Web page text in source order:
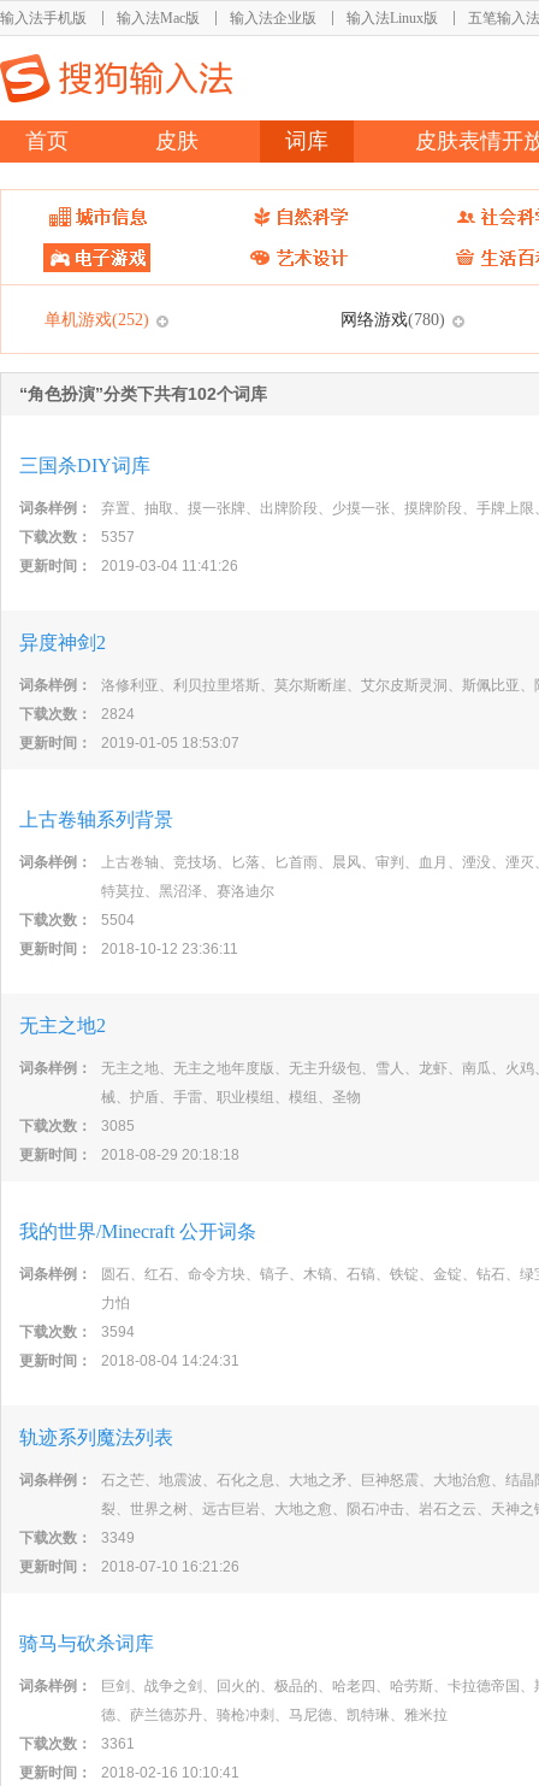
输入法手机版 输入法Mac版 输入法企业版 输入法Linux版 五笔输入法
首页 皮肤 词库 皮肤表情开
单机游戏(252) 网络游戏(780)
“角色扮演”分类下共有102个词库
三国杀DIY词库
词条样例：
弃置、抽取、摸一张牌、出牌阶段、少摸一张、摸牌阶段、手牌上
下载次数：
5357
更新时间：
2019-03-04 11:41:26
异度神剑2
词条样例：
洛修利亚、利贝拉里塔斯、莫尔斯断崖、艾尔皮斯灵洞、斯佩比亚、
下载次数：
2824
更新时间：
2019-01-05 18:53:07
上古卷轴系列背景
词条样例：
上古卷轴、竞技场、匕落、匕首雨、晨风、审判、血月、湮没、湮
特莫拉、黑沼泽、赛洛迪尔
下载次数：
5504
更新时间：
2018-10-12 23:36:11
无主之地2
词条样例：
无主之地、无主之地年度版、无主升级包、雪人、龙虾、南瓜、火
械、护盾、手雷、职业模组、模组、圣物
下载次数：
3085
更新时间：
2018-08-29 20:18:18
我的世界/Minecraft 公开词条
词条样例：
圆石、红石、命令方块、镐子、木镐、石镐、铁锭、金锭、钻石、
力怕
下载次数：
3594
更新时间：
2018-08-04 14:24:31
轨迹系列魔法列表
词条样例：
石之芒、地震波、石化之息、大地之矛、巨神怒震、大地治愈、结
裂、世界之树、远古巨岩、大地之愈、陨石冲击、岩石之云、天神之
下载次数：
3349
更新时间：
2018-07-10 16:21:26
骑马与砍杀词库
词条样例：
巨剑、战争之剑、回火的、极品的、哈老四、哈劳斯、卡拉德帝国
德、萨兰德苏丹、骑枪冲刺、马尼德、凯特琳、雅米拉
下载次数：
3361
更新时间：
2018-02-16 10:10:41